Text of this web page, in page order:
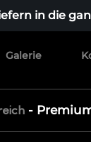
in die
Galerie
-